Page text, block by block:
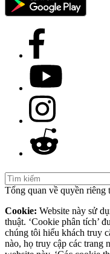
Tổng quan về quyền riêng
Cookie: Website này sử
thuật. ‘Cookie phân tích’
chúng tôi hiểu khách truy
nào, họ truy cập các trang